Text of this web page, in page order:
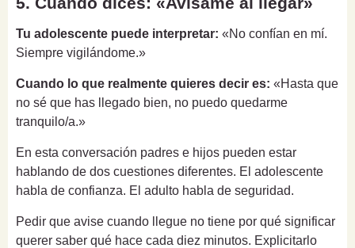
Tu adolescente puede interpretar: «No confían en mí.
Siempre vigilándome.»
Cuando lo que realmente quieres decir es: «Hasta que
no sé que has llegado bien, no puedo quedarme
tranquilo/a.»
En esta conversación padres e hijos pueden estar
hablando de dos cuestiones diferentes. El adolescente
habla de confianza. El adulto habla de seguridad.
Pedir que avise cuando llegue no tiene por qué significar
querer saber qué hace cada diez minutos. Explicitarlo